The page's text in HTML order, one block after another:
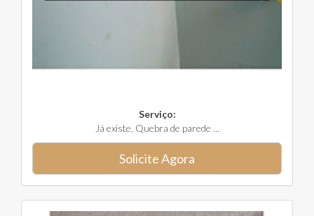
Serviço:
Já existe, Quebra de parede ...
Solicite Agora